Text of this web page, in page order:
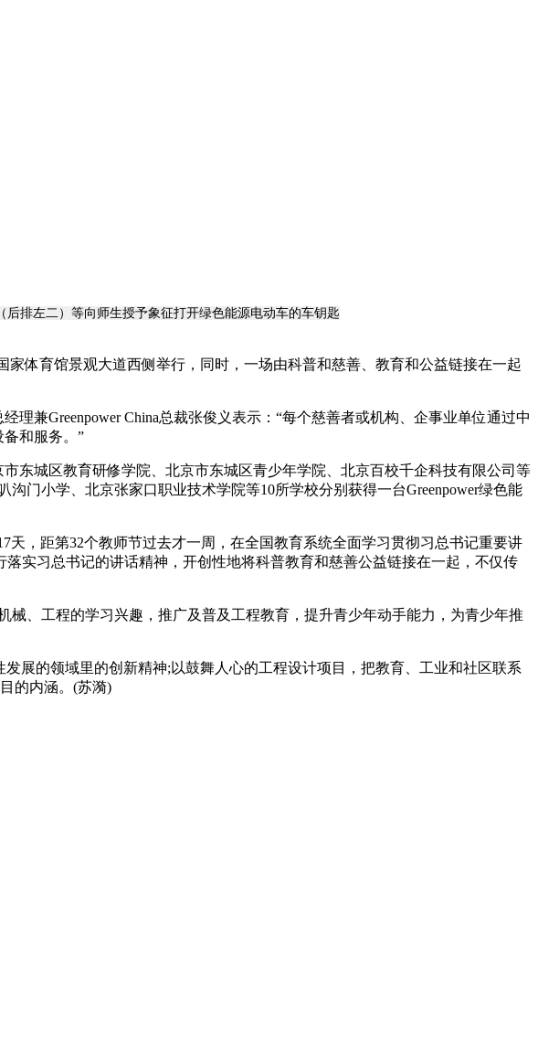
排左二）等向师生授予象征打开绿色能源电动车的车钥匙
体育馆景观大道西侧举行，同时，一场由科普和慈善、教育和公益链接在一起
兼Greenpower China总裁张俊义表示：“每个慈善者或机构、企事业单位通过中
和服务。”
东城区教育研修学院、北京市东城区青少年学院、北京百校千企科技有限公司等
门小学、北京张家口职业技术学院等10所学校分别获得一台Greenpower绿色能
，距第32个教师节过去才一周，在全国教育系统全面学习贯彻习总书记重要讲
落实习总书记的讲话精神，开创性地将科普教育和慈善公益链接在一起，不仅传
械、工程的学习兴趣，推广及普及工程教育，提升青少年动手能力，为青少年推
展的领域里的创新精神;以鼓舞人心的工程设计项目，把教育、工业和社区联系
的内涵。(苏漪)